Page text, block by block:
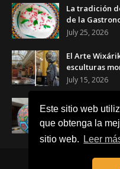
Este sitio web
que obtenga la
sitio web.
Leer
La tradición
de la
July 25, 2026
El Arte
esculturas
July 15, 2026
El Balón
arte huichol
June 23, 2026